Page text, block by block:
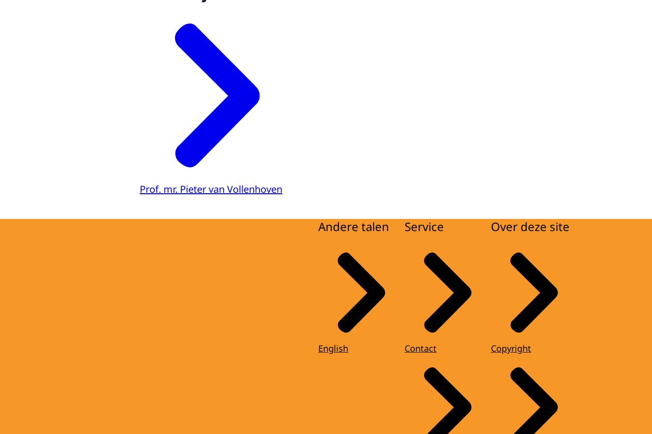
Prof. mr. Pieter van Vollenhoven
Andere talen
English
Service
Contact
Over deze site
Copyright